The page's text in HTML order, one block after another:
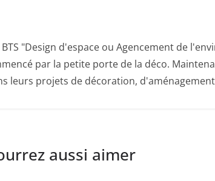
"Design d'espace ou Agencement de
par la petite porte de la déco.
leurs projets de décoration,
aussi aimer